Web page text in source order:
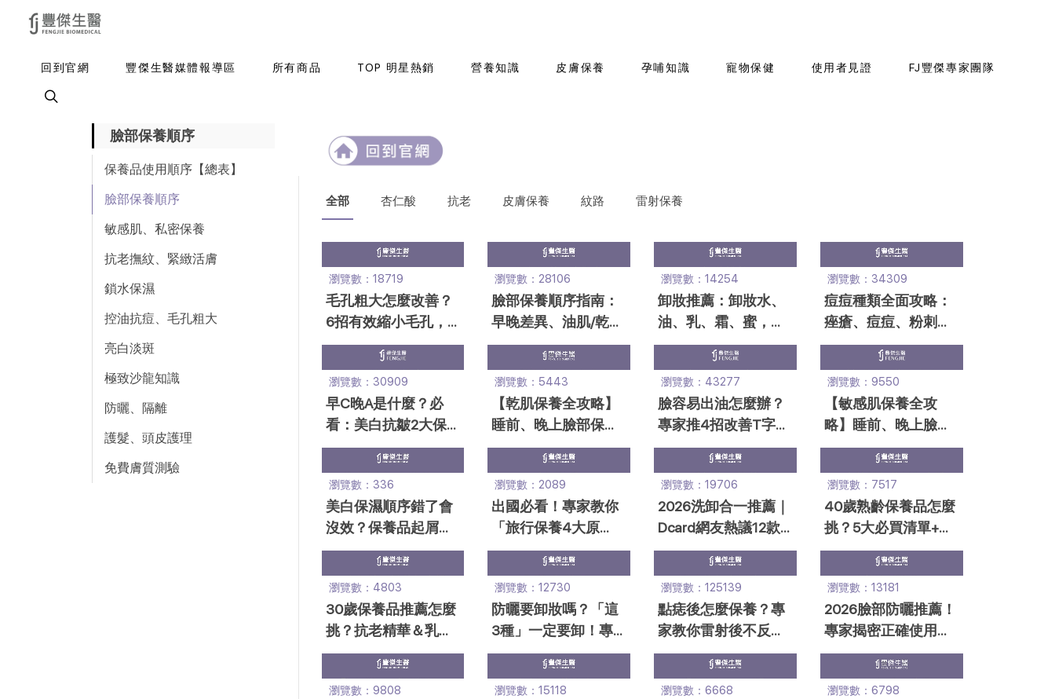
回到官網 豐傑生醫媒體報導區 所有商品 TOP 明星熱銷 營養知識 皮膚保養 孕哺知識 寵物保健 使用者見證 FJ豐傑專家團隊
臉部保養順序
保養品使用順序【總表】
臉部保養順序
敏感肌、私密保養
抗老撫紋、緊緻活膚
鎖水保濕
控油抗痘、毛孔粗大
亮白淡斑
極致沙龍知識
防曬、隔離
護髮、頭皮護理
免費膚質測驗
全部 杏仁酸 抗老 皮膚保養 紋路 雷射保養
瀏覽數：18719
毛孔粗大怎麼改善？
6招有效縮小毛孔，
專家推3保養品必
瀏覽數：28106
臉部保養順序指南：
早晚差異、油肌/乾肌
保養順序帶你一次
瀏覽數：14254
卸妝推薦：卸妝水、
油、乳、霜、蜜，優
缺點、步驟一次看
瀏覽數：34309
痘痘種類全面攻略：
痤瘡、痘痘、粉刺原
因與保養大解析！
瀏覽數：30909
早C晚A是什麼？必
看：美白抗皺2大保
養步驟，順序錯恐
「反黑」？
瀏覽數：5443
【乾肌保養全攻略】
睡前、晚上臉部保養
順序一次看！
瀏覽數：43277
臉容易出油怎麼辦？
專家推4招改善T字油
光、3大清爽控油成
瀏覽數：9550
【敏感肌保養全攻
略】睡前、晚上臉部
保養順序一次看！
瀏覽數：336
美白保濕順序錯了會
沒效？保養品起屑怎
辦？專家破解12個保
瀏覽數：2089
出國必看！專家教你
「旅行保養4大原
則」全攻略，肌膚不
瀏覽數：19706
2026洗卸合一推薦｜
Dcard網友熱議12款
排行，懶人救星超好
瀏覽數：7517
40歲熟齡保養品怎麼
挑？5大必買清單+緊
緻保養步驟，專家推
瀏覽數：4803
30歲保養品推薦怎麼
挑？抗老精華＆乳霜
推薦｜保養攻略必看
瀏覽數：12730
防曬要卸妝嗎？「這
3種」一定要卸！專
家：沒卸乾淨恐爛臉
瀏覽數：125139
點痣後怎麼保養？專
家教你雷射後不反
黑、不留疤，6大禁
忌一次看
瀏覽數：13181
2026臉部防曬推薦！
專家揭密正確使用順
序、不踩雷選購指南
瀏覽數：9808 瀏覽數：15118 瀏覽數：6668 瀏覽數：6798